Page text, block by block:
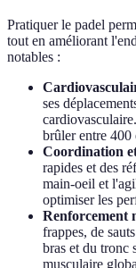
Pratiquer le padel
tout en améliorant
notables :
ses
brûler entre 400
Coordination
rapides et des
main-oeil et
optimiser les
Renforcement
frappes, de
bras et du tronc
musculaire